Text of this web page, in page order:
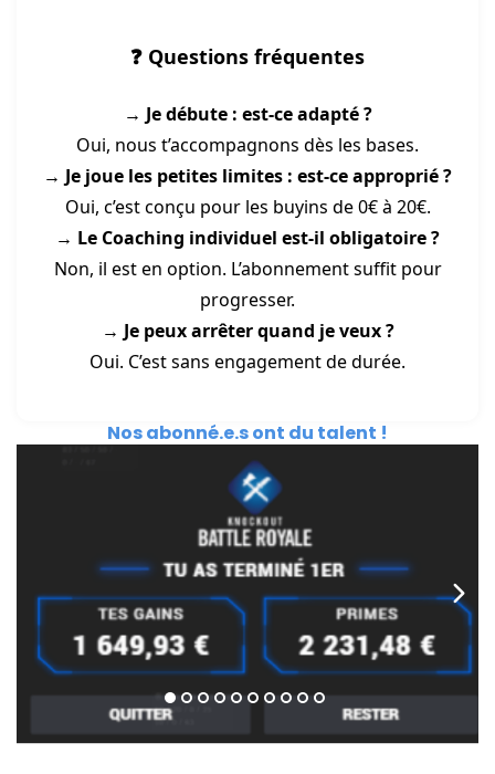
❓ Questions fréquentes
→ Je débute : est-ce adapté ?
Oui, nous t’accompagnons dès les bases.
→ Je joue les petites limites : est-ce approprié ?
Oui, c’est conçu pour les buyins de 0€ à 20€.
→ Le Coaching individuel est-il obligatoire ?
Non, il est en option. L’abonnement suffit pour
progresser.
→ Je peux arrêter quand je veux ?
Oui. C’est sans engagement de durée.
Nos abonné.e.s ont du talent !